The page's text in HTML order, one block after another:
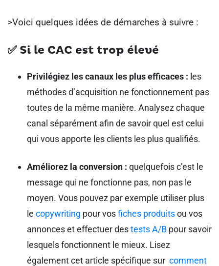
>Voici quelques idées de démarches à suivre :
✅ Si le CAC est trop élevé
Privilégiez les canaux les plus efficaces : les
méthodes d’acquisition ne fonctionnement pas
toutes de la même manière. Analysez chaque
canal séparément afin de savoir quel est celui
qui vous apporte les clients les plus qualifiés.
Améliorez la conversion : quelquefois c’est le
message qui ne fonctionne pas, non pas le
moyen. Vous pouvez par exemple utiliser plus
le copywriting pour vosfiches produitsou vos
annonces et effectuer destests A/B pour savoir
lesquels fonctionnent le mieux. Lisez
également cet article spécifique sur comment